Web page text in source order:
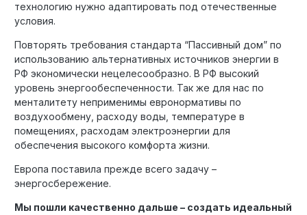
технологию нужно адаптировать под отечественные
условия.
Повторять требования стандарта “Пассивный дом” по
использованию альтернативных источников энергии в
РФ экономически нецелесообразно. В РФ высокий
уровень энергообеспеченности. Так же для нас по
менталитету неприменимы евронормативы по
воздухообмену, расходу воды, температуре в
помещениях, расходам электроэнергии для
обеспечения высокого комфорта жизни.
Европа поставила прежде всего задачу –
энергосбережение.
Мы пошли качественно дальше – создать идеальный